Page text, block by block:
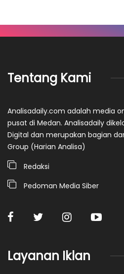
Tentang Kami
Analisadaily.com adalah media
pusat di Medan. Analisadaily
Digital dan merupakan bagian
Group (Harian Analisa)
Redaksi
Pedoman Media Siber
Layanan Iklan